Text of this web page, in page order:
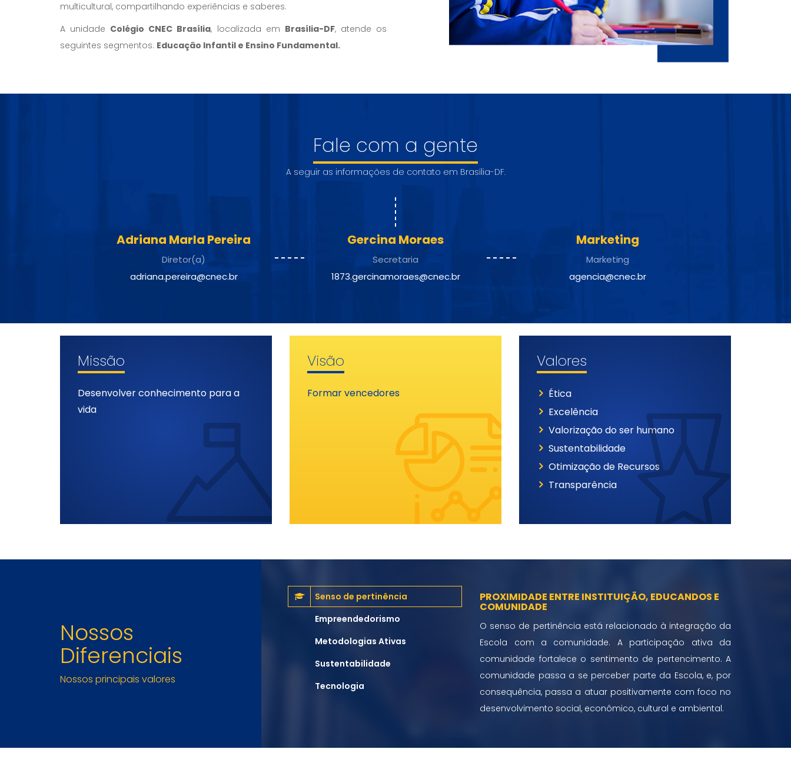
multicultural, compartilhando experiências e saberes.
A unidade Colégio CNEC Brasília, localizada em Brasília-DF, atende os
seguintes segmentos: Educação Infantil e Ensino Fundamental.
Fale com a gente
A seguir as informações de contato em Brasília-DF.
Adriana Marla Pereira
Diretor(a)
adriana.pereira@cnec.br
Gercina Moraes
Secretaria
1873.gercinamoraes@cnec.br
Marketing
Marketing
agencia@cnec.br
Missão
Desenvolver conhecimento para a
vida
Visão
Formar vencedores
Valores
Ética
Excelência
Valorização do ser humano
Sustentabilidade
Otimização de Recursos
Transparência
Nossos
Diferenciais
Nossos principais valores
Senso de pertinência
Empreendedorismo
Metodologias Ativas
Sustentabilidade
Tecnologia
PROXIMIDADE ENTRE INSTITUIÇÃO, EDUCANDOS E
COMUNIDADE
O senso de pertinência está relacionado à integração da
Escola com a comunidade. A participação ativa da
comunidade fortalece o sentimento de pertencimento. A
comunidade passa a se perceber parte da Escola, e, por
consequência, passa a atuar positivamente com foco no
desenvolvimento social, econômico, cultural e ambiental.